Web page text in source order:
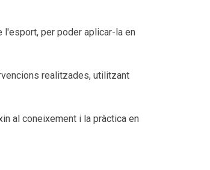
per poder aplicar-la en
realitzades, utilitzant
al coneixement i la pràctica en